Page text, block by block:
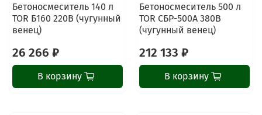
Бетоносмеситель 140 л
TOR Б160 220В (чугунный
венец)
26 266 ₽
В корзину
Бетоносмеситель 500 л
TOR СБР-500А 380В
(чугунный венец)
212 133 ₽
В корзину